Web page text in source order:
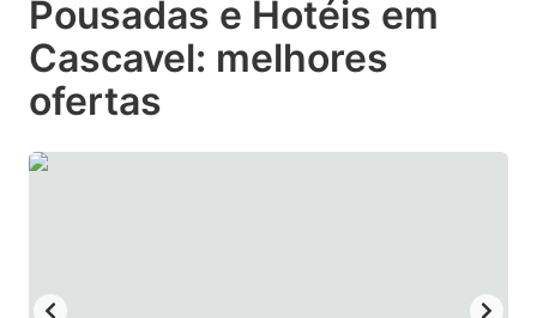
key
to
get
the
keyboard
key
to
keyboard
Pousadas e Hotéis em
Cascavel: melhores
ofertas